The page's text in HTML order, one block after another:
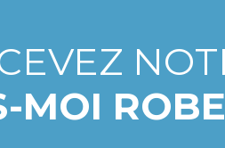
MOI